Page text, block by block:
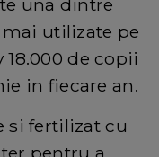
utilizate pe
de copii
in fiecare an.
si fertilizat cu
pentru a